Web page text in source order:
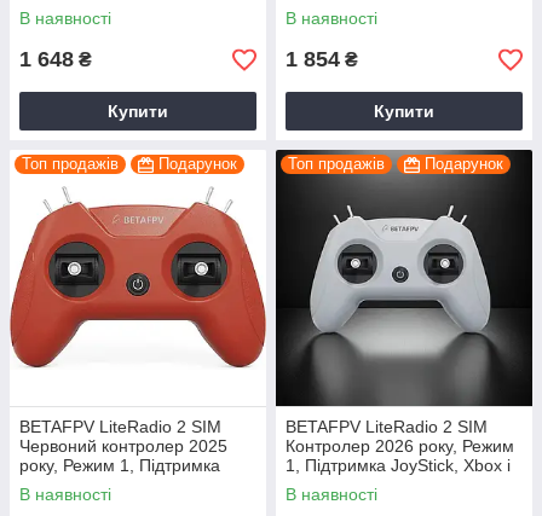
JoyStick, Xbox і сумісний
Virtual Flight, Liftoff
В наявності
1 648 ₴
Купити
Вертольотів Авіасімулятори
сумісний Virtual Flight, Liftof
В наявності
1 854 ₴
Купити
Топ продажів Подарунок
BETAFPV LiteRadio 2 SIM
Червоний контролер 2025
року, Режим 1, Підтримка
JoyStick, Xbox і сумісний
Virtual Flight, Liftoff
В наявності
Топ продажів Подарунок
BETAFPV LiteRadio 2 SIM
Контролер 2026 року, Режим
1, Підтримка JoyStick, Xbox і
сумісний Virtual Flight, Liftoff
В наявності